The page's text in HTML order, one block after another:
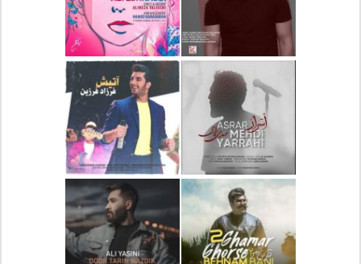
دانلود آهنگ جدید رضا
بهرام بنام نگار
دانلود آهنگ جدید علی
لهراسبی بنام صورت
دانلود آهنگ جدید مهدی
یراحی بنام اسرار
دانلود آهنگ جدید فرزاد
فرزین بنام آتیش